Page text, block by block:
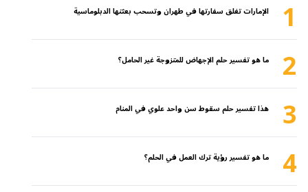
1 الإمارات تغلق سفارتها في طهران وتسحب بعثتها الدبلوماسية
2 ما هو تفسير حلم الإجهاض للمتزوجة غير الحامل؟
3 هذا تفسير حلم سقوط سن واحد علوي في المنام
4 ما هو تفسير رؤية ترك العمل في الحلم؟